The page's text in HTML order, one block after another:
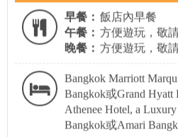
早餐： 飯店內早餐
午餐： 方便遊玩，敬
晚餐： 方便遊玩，敬
Bangkok Marriott
Bangkok或Grand Hyatt
Athenee Hotel, a
Bangkok或Amari